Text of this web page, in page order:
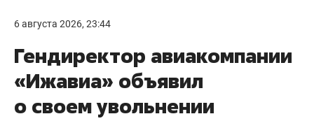
6 августа 2026, 23:44
Гендиректор авиакомпании
«Ижавиа» объявил
о своем увольнении